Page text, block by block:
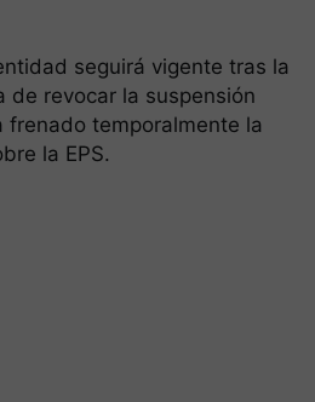
seguirá vigente tras la
de revocar la suspensión
frenado temporalmente la
la EPS.